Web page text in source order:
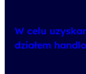
W celu
działem